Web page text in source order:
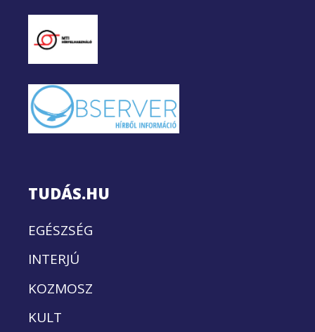
TUDÁS.HU
EGÉSZSÉG
INTERJÚ
KOZMOSZ
KULT